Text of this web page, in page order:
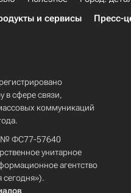
и сервисы Пресс-
в сфере связи,
коммуникаций
№ ФС77-57640
унитарное
агентство